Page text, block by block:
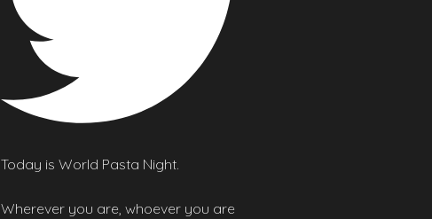
Today is World Pasta Night.
Wherever you are, whoever you are